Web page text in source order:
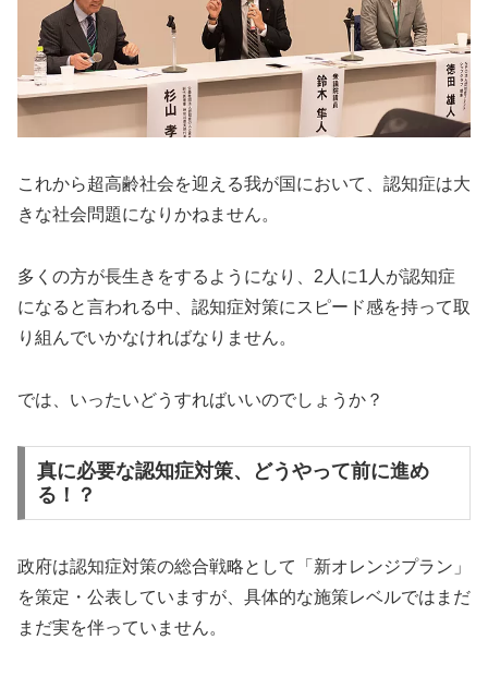
これから超高齢社会を迎える我が国において、認知症は大
きな社会問題になりかねません。
多くの方が長生きをするようになり、2人に1人が認知症
になると言われる中、認知症対策にスピード感を持って取
り組んでいかなければなりません。
では、いったいどうすればいいのでしょうか？
真に必要な認知症対策、どうやって前に進め
る！？
政府は認知症対策の総合戦略として「新オレンジプラン」
を策定・公表していますが、具体的な施策レベルではまだ
まだ実を伴っていません。